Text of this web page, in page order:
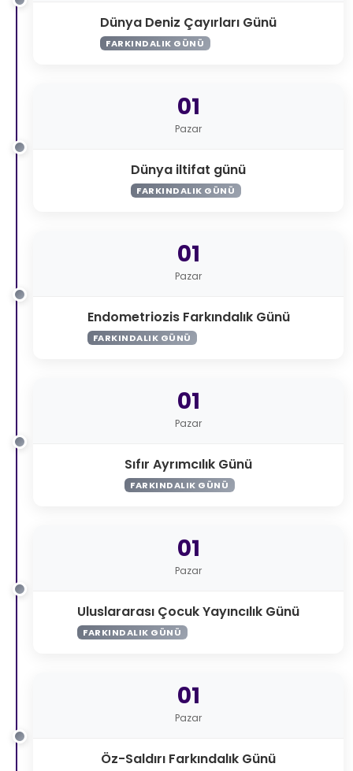
Dünya Deniz Çayırları Günü
FARKINDALIK GÜNÜ
01
Pazar
Dünya iltifat günü
FARKINDALIK GÜNÜ
01
Pazar
Endometriozis Farkındalık Günü
FARKINDALIK GÜNÜ
01
Pazar
Sıfır Ayrımcılık Günü
FARKINDALIK GÜNÜ
01
Pazar
Uluslararası Çocuk Yayıncılık Günü
FARKINDALIK GÜNÜ
01
Pazar
Öz-Saldırı Farkındalık Günü